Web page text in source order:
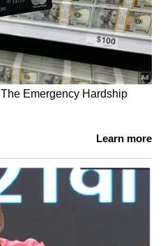
അസംസ്‌കൃത
വില വര്‍ധിക്കുന്നത്
പ്ലാസ്റ്റിക്
കൂട്ടും.
ഇലക്ട്രോണിക്
വിലയില്‍
പിന്നീട് കാര്യമായ